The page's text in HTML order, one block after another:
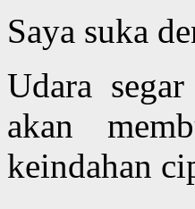
Saya suka
Udara
akan
keindahan